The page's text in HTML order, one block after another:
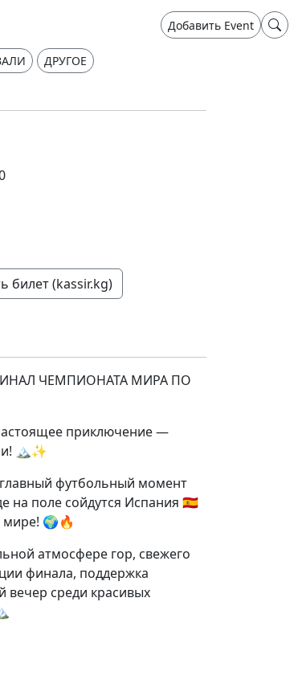
Добавить Event
ДРУГОЕ
билет (kassir.kg)
ЧЕМПИОНАТА МИРА ПО
приключение —
🏔️✨
футбольный момент
на поле сойдутся Испания 🇪🇸
мире! 🌍🔥
атмосфере гор, свежего
финала, поддержка
среди красивых